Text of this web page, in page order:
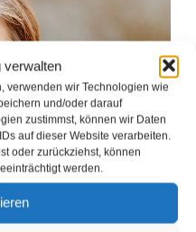
verwalten
verwenden wir Technologien wie
und/oder darauf
zustimmst, können wir Daten
auf dieser Website verarbeiten.
oder zurückziehst, können
werden.